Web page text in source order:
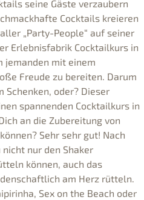
seine Gäste verzaubern
Cocktails kreieren
„Party-People“ auf seiner
Erlebnisfabrik Cocktailkurs in
jemanden mit einem
Freude zu bereiten. Darum
Schenken, oder? Dieser
spannenden Cocktailkurs in
an die Zubereitung von
Sehr sehr gut! Nach
nur den Shaker
können, auch das
am Herz rütteln.
Sex on the Beach oder